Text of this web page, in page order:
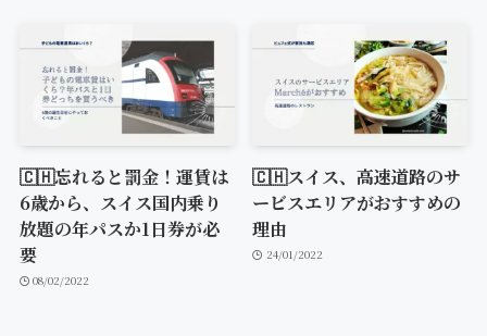
🇨🇭忘れると罰金！運賃は
6歳から、スイス国内乗り
放題の年パスか1日券が必
要
08/02/2022
🇨🇭スイス、高速道路のサ
ービスエリアがおすすめの
理由
24/01/2022